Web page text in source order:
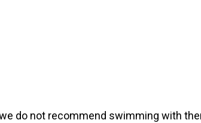
do not recommend swimming with